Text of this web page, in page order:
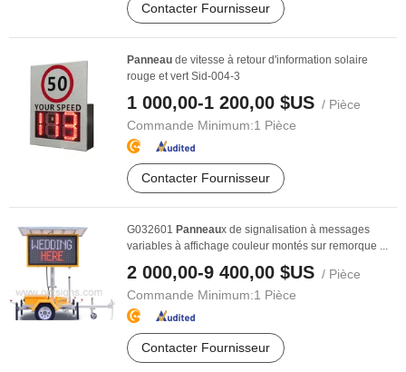
Contacter Fournisseur
Panneau de vitesse à retour d'information solaire
rouge et vert Sid-004-3
1 000,00-1 200,00 $US / Pièce
Commande Minimum:1 Pièce
Contacter Fournisseur
G032601 Panneaux de signalisation à messages
variables à affichage couleur montés sur remorque ...
2 000,00-9 400,00 $US / Pièce
Commande Minimum:1 Pièce
Contacter Fournisseur